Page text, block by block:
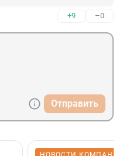
+9 –0
Отправить